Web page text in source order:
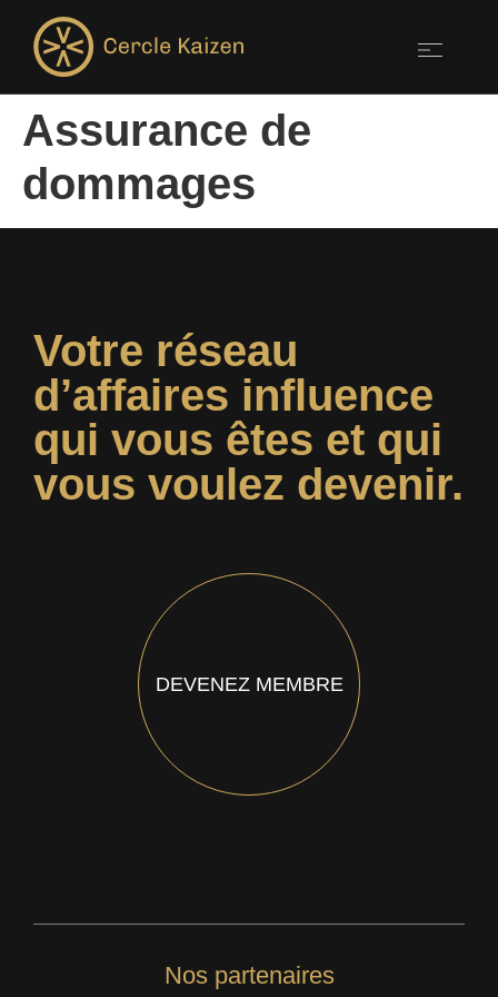
Assurance de
dommages
Votre réseau
d’affaires influence
qui vous êtes et qui
vous voulez devenir.
DEVENEZ MEMBRE
Nos partenaires